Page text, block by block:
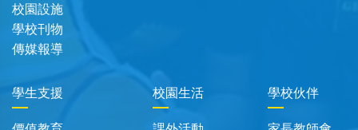
校園設施
學校刊物
傳媒報導
學生支援 校園生活 學校伙伴